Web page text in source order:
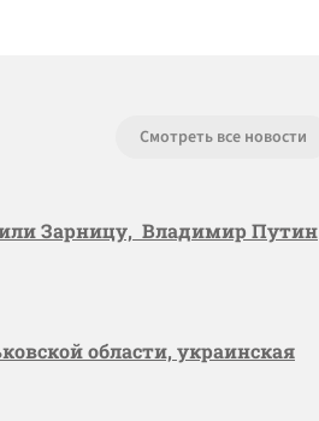
Смотреть все новости
Зарницу, Владимир Путин
области, украинская